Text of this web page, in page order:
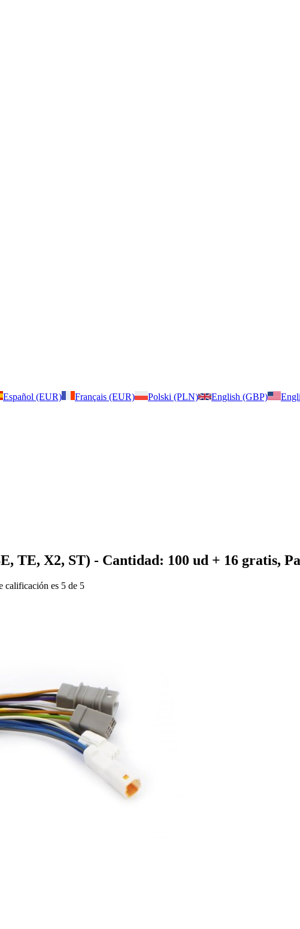
Español (EUR) Français (EUR) Polski (PLN) English (GBP)
TE, X2, ST) - Cantidad: 100 ud + 16 gratis,
calificación es 5 de 5